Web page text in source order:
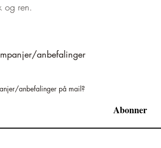
og ren.
anbefalinger
anbefalinger på mail?
Abonner